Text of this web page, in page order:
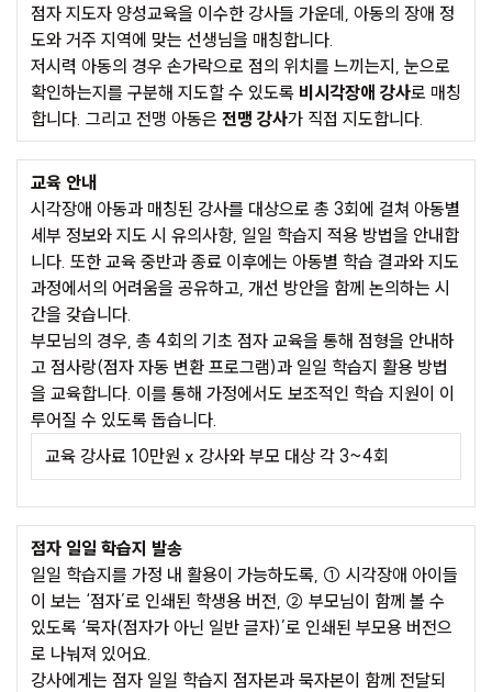
점자 지도자 양성교육을 이수한 강사들 가운데, 아동의 장애 정
도와 거주 지역에 맞는 선생님을 매칭합니다.
저시력 아동의 경우 손가락으로 점의 위치를 느끼는지, 눈으로
확인하는지를 구분해 지도할 수 있도록 비시각장애 강사로 매칭
합니다. 그리고 전맹 아동은 전맹 강사가 직접 지도합니다.
교육 안내
시각장애 아동과 매칭된 강사를 대상으로 총 3회에 걸쳐 아동별
세부 정보와 지도 시 유의사항, 일일 학습지 적용 방법을 안내합
니다. 또한 교육 중반과 종료 이후에는 아동별 학습 결과와 지도
과정에서의 어려움을 공유하고, 개선 방안을 함께 논의하는 시
간을 갖습니다.
부모님의 경우, 총 4회의 기초 점자 교육을 통해 점형을 안내하
고 점사랑(점자 자동 변환 프로그램)과 일일 학습지 활용 방법
을 교육합니다. 이를 통해 가정에서도 보조적인 학습 지원이 이
루어질 수 있도록 돕습니다.
교육 강사료 10만원 x 강사와 부모 대상 각 3~4회
점자 일일 학습지 발송
일일 학습지를 가정 내 활용이 가능하도록, ① 시각장애 아이들
이 보는 ‘점자’로 인쇄된 학생용 버전, ② 부모님이 함께 볼 수
있도록 ‘묵자(점자가 아닌 일반 글자)’로 인쇄된 부모용 버전으
로 나눠져 있어요.
강사에게는 점자 일일 학습지 점자본과 묵자본이 함께 전달되